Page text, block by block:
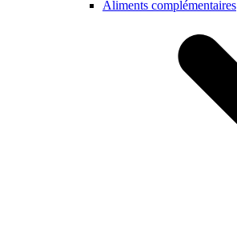
Aliments complémentaires